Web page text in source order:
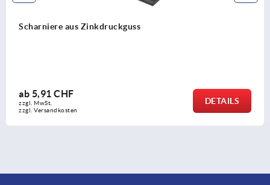
13,60 CHF
zzgl. MwSt.
zzgl. Versandkosten